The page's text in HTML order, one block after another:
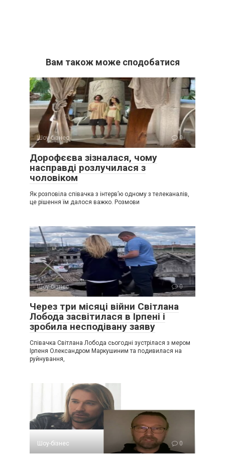
Вам також може сподобатися
Шоу-бізнес 0
Дорофєєва зізналася, чому
насправді розлучилася з
чоловіком
Як розповіла співачка з інтерв’ю одному з телеканалів,
це рішення їм далося важко. Розмови
Шоу-бізнес 0
Через три місяці війни Світлана
Лобода засвітилася в Ірпені і
зробила несподівану заяву
Співачка Світлана Лобода сьогодні зустрілася з мером
Ірпеня Олександром Маркушиним та подивилася на
руйнування,
Шоу-бізнес 0